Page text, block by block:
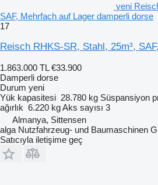
yeni
SAF, Mehrfach auf Lager damperli dorse
17
Reisch RHKS-SR, Stahl, 25m³,
1.863.000 TL €33.900
Damperli dorse
Durum yeni
Yük kapasitesi 28.780 kg Süspansiyon
ağırlık 6.220 kgAks sayısı 3
Almanya, Sittensen
alga Nutzfahrzeug- und Baumaschinen
Satıcıyla iletişime geç